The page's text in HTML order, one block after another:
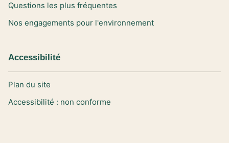
Questions les plus fréquentes
Nos engagements pour l'environnement
Accessibilité
Plan du site
Accessibilité : non conforme